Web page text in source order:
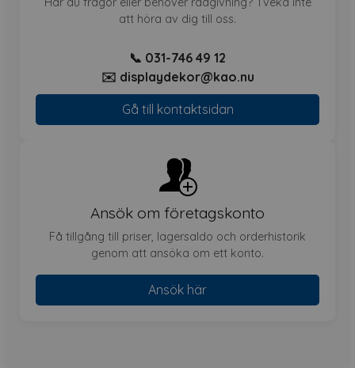
att höra av dig till oss.
📞 031-746 49 12
✉️ displaydekor@kao.nu
Gå till kontaktsidan
Ansök om företagskonto
Få tillgång till priser, lagersaldo och orderhistorik
genom att ansöka om ett konto.
Ansök här